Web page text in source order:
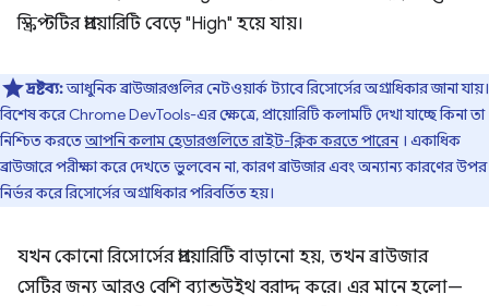
স্ক্রিপ্টটির প্রায়োরিটি বেড়ে "High" হয়ে যায়।
দ্রষ্টব্য:আধুনিক ব্রাউজারগুলির নেটওয়ার্ক ট্যাবে রিসোর্সের অগ্রাধিকার জানা যায়।
বিশেষ করে Chrome DevTools-এর ক্ষেত্রে, প্রায়োরিটি কলামটি দেখা যাচ্ছে কিনা তা
নিশ্চিত করতেআপনি কলাম হেডারগুলিতে রাইট-ক্লিক করতে পারেন। একাধিক
ব্রাউজারে পরীক্ষা করে দেখতে ভুলবেন না, কারণ ব্রাউজার এবং অন্যান্য কারণের উপর
নির্ভর করে রিসোর্সের অগ্রাধিকার পরিবর্তিত হয়।
যখন কোনো রিসোর্সের প্রায়োরিটি বাড়ানো হয়, তখন ব্রাউজার
সেটির জন্য আরও বেশি ব্যান্ডউইথ বরাদ্দ করে। এর মানে হলো—